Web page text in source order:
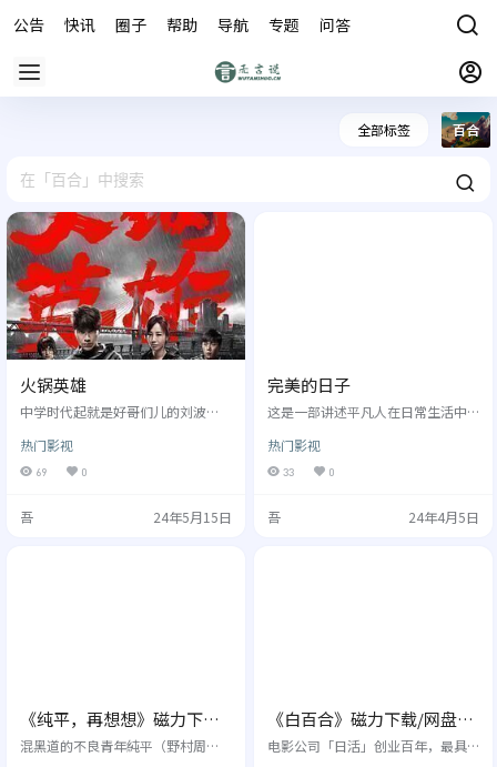
公告 快讯 圈子 帮助 导航 专题 问答
全部标签 百合
火锅英雄
中学时代起就是好哥们儿的刘波
平川（喻恩泰 饰），因为合伙经营
的防空洞改造的火锅店经营不善而
渐生矛盾。三兄弟准备把店转让，
扩建。没想到却误打误撞地挖到了
热门影视
69 0
吾 24年5月15日
完美的日子
这是一部讲述平凡人在日常生活中
名清洁工，对于平凡而规律的工作
生活感到满足。除此之外，他热爱
音乐、书籍和拍摄树木的照片。一
热门影视
33 0
吾 24年4月5日
《纯平，再想想》磁力下载/
网盘下载/在线网盘
混黑道的不良青年純平（野村周
《白百合》磁力下载/网盘下
载/在线网盘
电影公司「日活」创业百年，最具